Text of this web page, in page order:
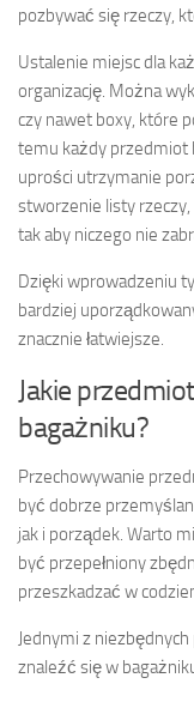
pozbywać się rzeczy,
Ustalenie miejsc dla
organizację. Można
czy nawet boxy, które
temu każdy przedmiot
uprości utrzymanie
stworzenie listy
tak aby niczego nie
Dzięki wprowadzeniu
bardziej
znacznie łatwiejsze.
Jakie
bagażniku?
Przechowywanie
być dobrze
jak i porządek. Warto
być przepełniony
przeszkadzać w
Jednymi z
znaleźć się w